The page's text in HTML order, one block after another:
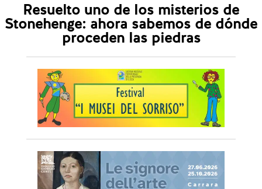
Resuelto uno de los misterios de
Stonehenge: ahora sabemos de dónde
proceden las piedras